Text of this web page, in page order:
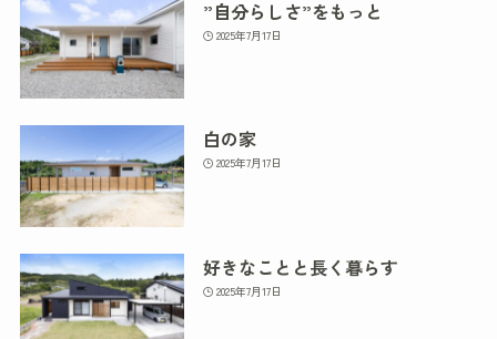
”自分らしさ”をもっと
2025年7月17日
白の家
2025年7月17日
好きなことと長く暮らす
2025年7月17日